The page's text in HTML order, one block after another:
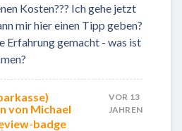
Kosten??? Ich gehe jetzt
mir hier einen Tipp geben?
Erfahrung gemacht - was ist
von Michael
VOR 13
JAHREN